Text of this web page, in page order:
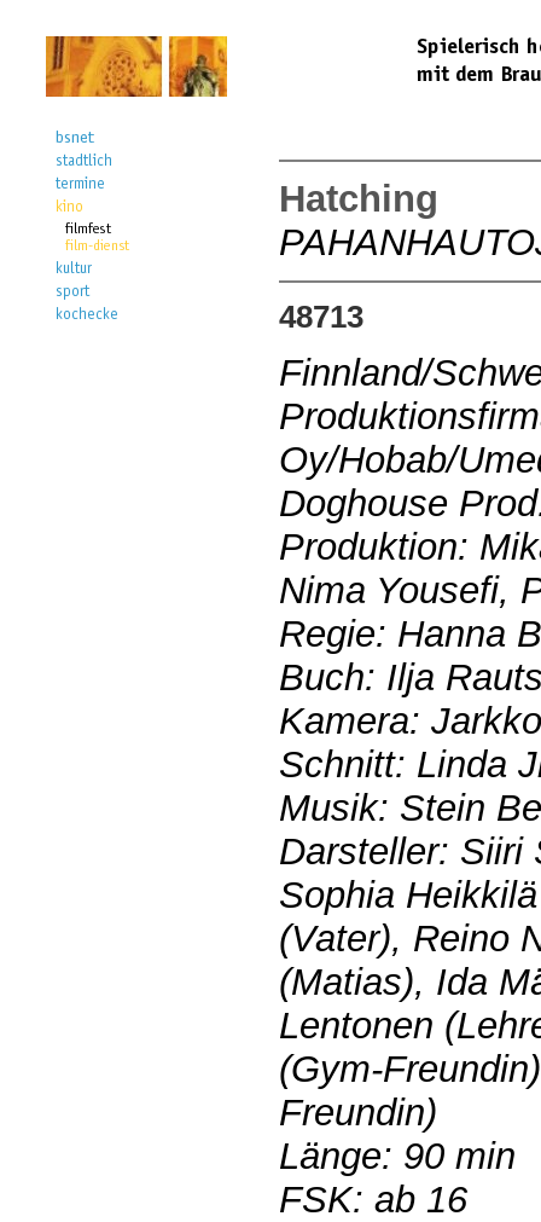
Hatching
48713
Finnland/
Oy/Hobab/
Doghouse
Produktion:
Nima Yousefi,
Regie: Hanna
Buch: Ilja
Kamera:
Schnitt: Linda
Musik: Stein
Darsteller: Siiri
Sophia
(Vater), Reino
(Matias), Ida
Lentonen
(Gym-
Freundin)
Länge: 90 min
FSK: ab 16